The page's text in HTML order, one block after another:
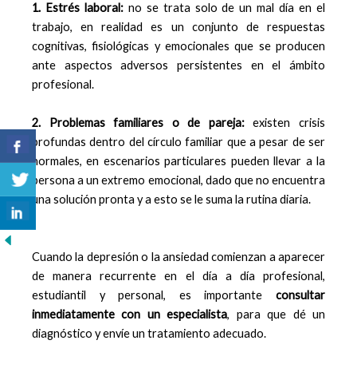
1. Estrés laboral:no se trata solo de un mal día en el
trabajo, en realidad es un conjunto de respuestas
cognitivas, fisiológicas y emocionales que se producen
ante aspectos adversos persistentes en el ámbito
profesional.
2. Problemas familiares o de pareja:existen crisis
profundas dentro del círculo familiar que a pesar de ser
normales, en escenarios particulares pueden llevar a la
persona a un extremo emocional, dado que no encuentra
una solución pronta y a esto se le suma la rutina diaria.
Cuando la depresión o la ansiedad comienzan a aparecer
de manera recurrente en el día a día profesional,
estudiantil y personal, es importante consultar
inmediatamente con un especialista, para que dé un
diagnóstico y envíe un tratamiento adecuado.